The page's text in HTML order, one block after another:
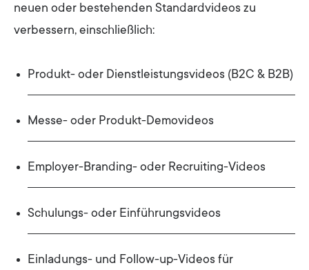
neuen oder bestehenden Standardvideos zu
verbessern, einschließlich:
Produkt- oder Dienstleistungsvideos (B2C & B2B)
Messe- oder Produkt-Demovideos
Employer-Branding- oder Recruiting-Videos
Schulungs- oder Einführungsvideos
Einladungs- und Follow-up-Videos für